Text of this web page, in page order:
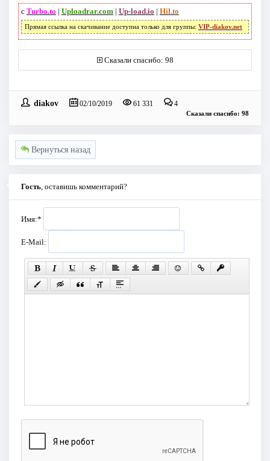
с Turbo.to | Uploadrar.com | Up-load.io | Hil.to
Прямая ссылка на скачивание доступна только для группы: VIP-diakov.net
Сказали спасибо: 98
diakov 02/10/2019 61 331 4
Сказали спасибо: 98
Вернуться назад
Гость , оставишь комментарий?
Имя:*
E-Mail: